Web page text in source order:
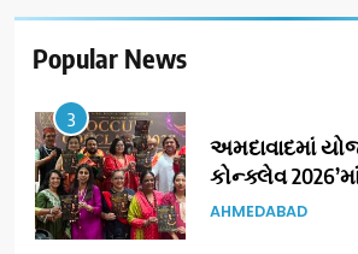
Popular News
ગુજરાતી OTT
(JOJO) નો
3
અમદાવાદમાં
કોન્ક્લેવ
ટેરોટ રીડર
AHMEDABAD